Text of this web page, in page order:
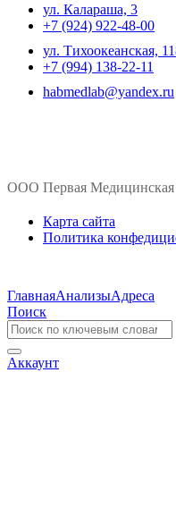
ул. ​Калараша, 3
+7 (924) 922-48-00
ул. ​Тихоокеанская,
+7 (994) 138-22-11
habmedlab@yandex.ru
ООО Первая Медицинская
Карта сайта
Политика
ГлавнаяАнализыАдреса
Поиск
Аккаунт